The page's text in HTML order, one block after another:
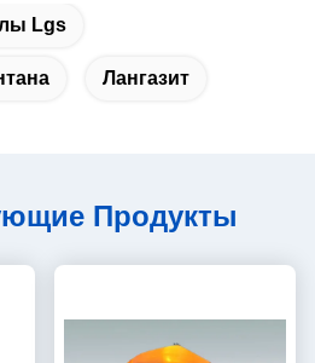
Lgs
Лангазит
Продукты